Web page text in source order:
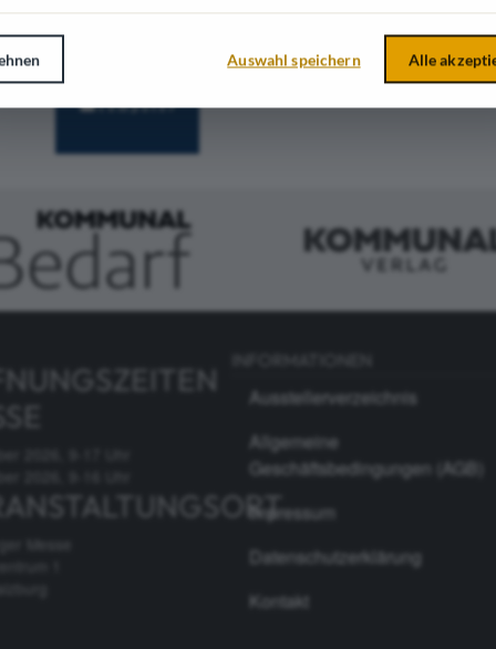
Ausstellerverzeichnis
Allgemeine
Geschäftsbedingungen (AGB)
Impressum
Datenschutzerklärung
Kontakt
Auswahl speichern Alle